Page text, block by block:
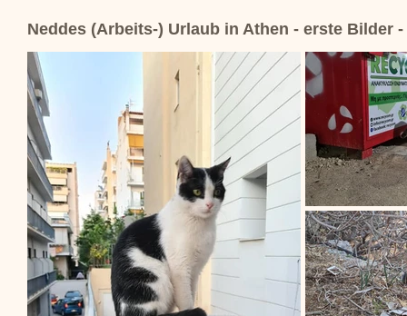
Neddes (Arbeits-) Urlaub in Athen - erste Bilder